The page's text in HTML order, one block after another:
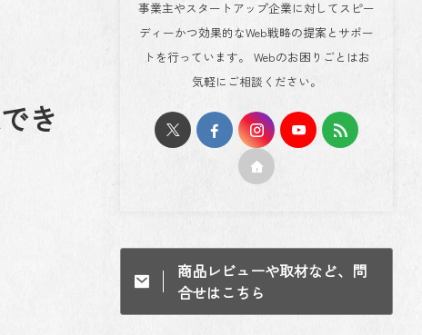
き
事業主やスタートアップ企業に対してスピー
ディーかつ効果的なWeb戦略の提案とサポー
トを行っています。 Webのお困りごとはお
気軽にご相談ください。
商品レビューや取材など、問
合せはこちら